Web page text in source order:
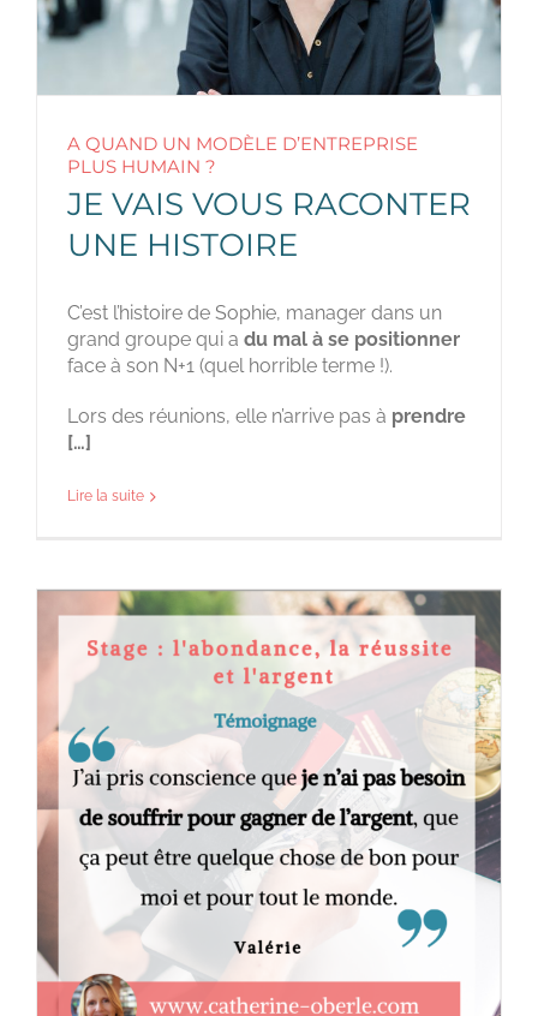
A QUAND UN MODÈLE D’ENTREPRISE
PLUS HUMAIN ?
JE VAIS VOUS RACONTER
UNE HISTOIRE
C’est l’histoire de Sophie, manager dans un
grand groupe qui a du mal à se positionner
face à son N+1 (quel horrible terme !).
Lors des réunions, elle n’arrive pas à prendre
[…]
Lire la suite